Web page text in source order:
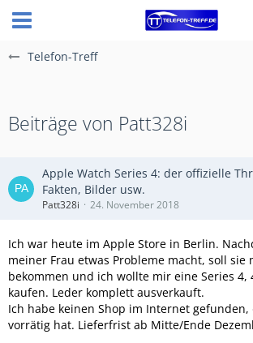
Telefon-Treff
Beiträge von Patt328i
Apple Watch Series 4: der offizielle
Fakten, Bilder usw.
Patt328i 24. November 2018
Ich war heute im Apple Store in Berlin.
meiner Frau etwas Probleme macht, soll sie
bekommen und ich wollte mir eine Series 4,
kaufen. Leder komplett ausverkauft.
Ich habe keinen Shop im Internet
vorrätig hat. Lieferfrist ab Mitte/Ende